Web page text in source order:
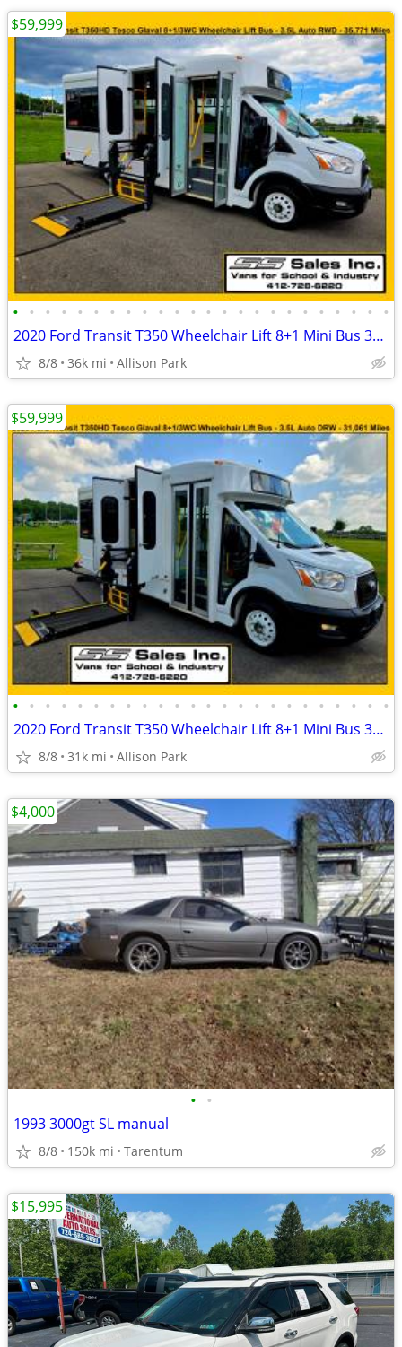
• • • • • • • • • • • • • • • • • • • • • • • •
2020 Ford Transit T350 Wheelchair Lift 8+1 Mini Bus 35,771 Miles
8/8 36k mi Allison Park
$59,999
• • • • • • • • • • • • • • • • • • • • • • • •
2020 Ford Transit T350 Wheelchair Lift 8+1 Mini Bus 31,061 Miles
8/8 31k mi Allison Park
$59,999
• •
1993 3000gt SL manual
8/8 150k mi Tarentum
$4,000
$15,995